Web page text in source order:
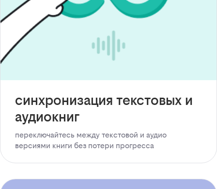
синхронизация текстовых и
аудиокниг
переключайтесь между текстовой и аудио
версиями книги без потери прогресса